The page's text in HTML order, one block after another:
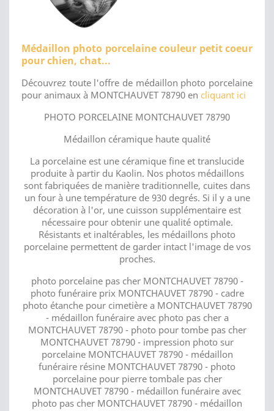
Médaillon photo porcelaine couleur petit coeur
pour chien, chat...
Découvrez toute l'offre de médaillon photo porcelaine
pour animaux à MONTCHAUVET 78790 en cliquant ici
PHOTO PORCELAINE MONTCHAUVET 78790
Médaillon céramique haute qualité
La porcelaine est une céramique fine et translucide
produite à partir du Kaolin. Nos photos médaillons
sont fabriquées de manière traditionnelle, cuites dans
un four à une température de 930 degrés. Si il y a une
décoration à l'or, une cuisson supplémentaire est
nécessaire pour obtenir une qualité optimale.
Résistants et inaltérables, les médaillons photo
porcelaine permettent de garder intact l'image de vos
proches.
photo porcelaine pas cher MONTCHAUVET 78790 -
photo funéraire prix MONTCHAUVET 78790 - cadre
photo étanche pour cimetière a MONTCHAUVET 78790
- médaillon funéraire avec photo pas cher a
MONTCHAUVET 78790 - photo pour tombe pas cher
MONTCHAUVET 78790 - impression photo sur
porcelaine MONTCHAUVET 78790 - médaillon
funéraire résine MONTCHAUVET 78790 - photo
porcelaine pour pierre tombale pas cher
MONTCHAUVET 78790 - médaillon funéraire avec
photo pas cher MONTCHAUVET 78790 - médaillon